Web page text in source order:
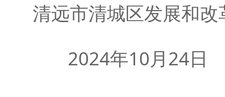
清远市清城区发展和改
2024年10月24日